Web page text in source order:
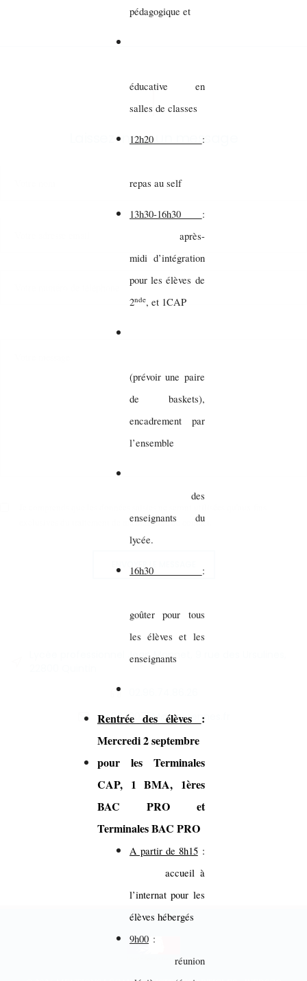
pédagogique et
éducative en
salles de classes
12h20 :
repas au self
13h30-16h30 :
après-
midi d’intégration
pour les élèves de
2nde, et 1CAP
(prévoir une paire
de baskets),
encadrement par
l’ensemble
des
enseignants du
lycée.
16h30 :
goûter pour tous
les élèves et les
enseignants
Rentrée des élèves :
Mercredi 2 septembre
pour les Terminales
CAP, 1 BMA, 1ères
BAC PRO et
Terminales BAC PRO
A partir de 8h15:
accueil à
l’internat pour les
élèves hébergés
9h00 :
réunion
Laissez-nous un message
exclusives du traitement de ma demande de contact.
Lycée professionnel Jean Monnet, 9 rue des Ursulines,
ce.0220075M@ac-rennes.fr